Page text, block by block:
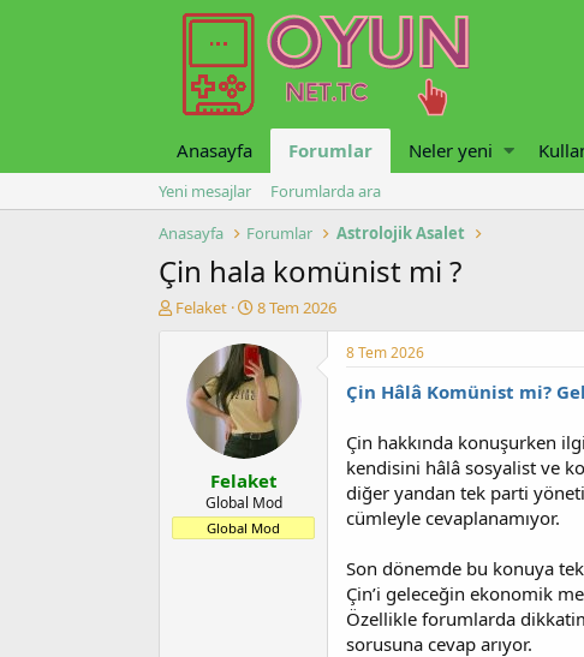
Anasayfa Forumlar Neler yeni
Yeni mesajlar
Forumlarda ara
Anasayfa
Forumlar Astrolojik Asalet
Çin hala komünist mi ?
K
a
t
Felaket
B
ş
l
a
n
g
ı
ç
t
a
r
8 Tem 2026
Felaket
Global Mod
Global Mod
8 Tem 2026
Çin Hâlâ Komünist mi?
Çin hakkında konuşurken
kendisini hâlâ sosyalist ve
diğer yandan tek parti
cümleyle cevaplanamıyor.
Son dönemde bu konuya
Çin’i geleceğin ekonomik
Özellikle forumlarda
sorusuna cevap arıyor.